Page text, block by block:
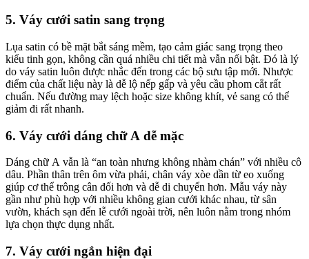
5. Váy cưới satin sang trọng
Lụa satin có bề mặt bắt sáng mềm, tạo cảm giác sang trọng theo
kiểu tinh gọn, không cần quá nhiều chi tiết mà vẫn nổi bật. Đó là lý
do váy satin luôn được nhắc đến trong các bộ sưu tập mới. Nhược
điểm của chất liệu này là dễ lộ nếp gấp và yêu cầu phom cắt rất
chuẩn. Nếu đường may lệch hoặc size không khít, vẻ sang có thể
giảm đi rất nhanh.
6. Váy cưới dáng chữ A dễ mặc
Dáng chữ A vẫn là “an toàn nhưng không nhàm chán” với nhiều cô
dâu. Phần thân trên ôm vừa phải, chân váy xòe dần từ eo xuống
giúp cơ thể trông cân đối hơn và dễ di chuyển hơn. Mẫu váy này
gần như phù hợp với nhiều không gian cưới khác nhau, từ sân
vườn, khách sạn đến lễ cưới ngoài trời, nên luôn nằm trong nhóm
lựa chọn thực dụng nhất.
7. Váy cưới ngắn hiện đại